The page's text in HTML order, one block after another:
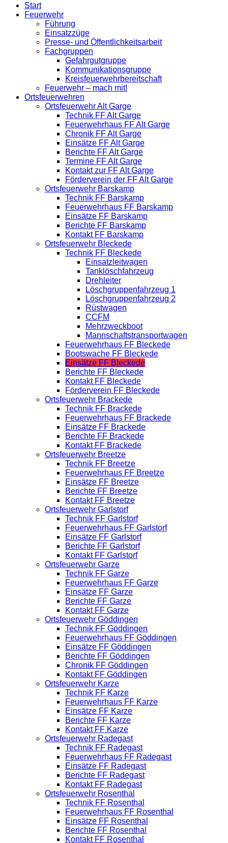
Start
Feuerwehr
Führung
Einsatzzüge
Presse- und Öffentlichkeitsarbeit
Fachgruppen
Gefahrgutgruppe
Kommunikationsgruppe
Kreisfeuerwehrbereitschaft
Feuerwehr – mach mit!
Ortsfeuerwehren
Ortsfeuerwehr Alt Garge
Technik FF Alt Garge
Feuerwehrhaus FF Alt Garge
Chronik FF Alt Garge
Einsätze FF Alt Garge
Berichte FF Alt Garge
Termine FF Alt Garge
Kontakt zur FF Alt Garge
Förderverein der FF Alt Garge
Ortsfeuerwehr Barskamp
Technik FF Barskamp
Feuerwehrhaus FF Barskamp
Einsätze FF Barskamp
Berichte FF Barskamp
Kontakt FF Barskamp
Ortsfeuerwehr Bleckede
Technik FF Bleckede
Einsatzleitwagen
Tanklöschfahrzeug
Drehleiter
Löschgruppenfahrzeug 1
Löschgruppenfahrzeug 2
Rüstwagen
CCFM
Mehrzweckboot
Mannschaftstransportwagen
Feuerwehrhaus FF Bleckede
Bootswache FF Bleckede
Einsätze FF Bleckede
Berichte FF Bleckede
Kontakt FF Bleckede
Förderverein FF Bleckede
Ortsfeuerwehr Brackede
Technik FF Brackede
Feuerwehrhaus FF Brackede
Einsätze FF Brackede
Berichte FF Brackede
Kontakt FF Brackede
Ortsfeuerwehr Breetze
Technik FF Breetze
Feuerwehrhaus FF Breetze
Einsätze FF Breetze
Berichte FF Breetze
Kontakt FF Breetze
Ortsfeuerwehr Garlstorf
Technik FF Garlstorf
Feuerwehrhaus FF Garlstorf
Einsätze FF Garlstorf
Berichte FF Garlstorf
Kontakt FF Garlstorf
Ortsfeuerwehr Garze
Technik FF Garze
Feuerwehrhaus FF Garze
Einsätze FF Garze
Berichte FF Garze
Kontakt FF Garze
Ortsfeuerwehr Göddingen
Technik FF Göddingen
Feuerwehrhaus FF Göddingen
Einsätze FF Göddingen
Berichte FF Göddingen
Chronik FF Göddingen
Kontakt FF Göddingen
Ortsfeuerwehr Karze
Technik FF Karze
Feuerwehrhaus FF Karze
Einsätze FF Karze
Berichte FF Karze
Kontakt FF Karze
Ortsfeuerwehr Radegast
Technik FF Radegast
Feuerwehrhaus FF Radegast
Einsätze FF Radegast
Berichte FF Radegast
Kontakt FF Radegast
Ortsfeuerwehr Rosenthal
Technik FF Rosenthal
Feuerwehrhaus FF Rosenthal
Einsätze FF Rosenthal
Berichte FF Rosenthal
Kontakt FF Rosenthal